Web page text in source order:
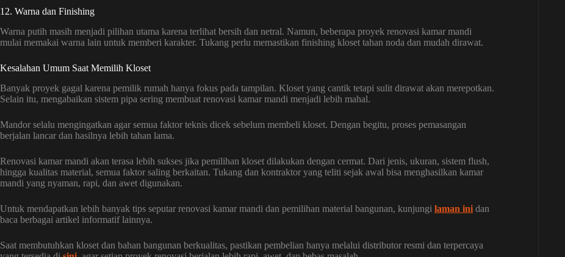
12. Warna dan Finishing
Warna putih masih menjadi pilihan utama karena terlihat bersih dan netral. Namun, beberapa proyek renovasi kamar mandi
mulai memakai warna lain untuk memberi karakter. Tukang perlu memastikan finishing kloset tahan noda dan mudah dirawat.
Kesalahan Umum Saat Memilih Kloset
Banyak proyek gagal karena pemilik rumah hanya fokus pada tampilan. Kloset yang cantik tetapi sulit dirawat akan merepotkan.
Selain itu, mengabaikan sistem pipa sering membuat renovasi kamar mandi menjadi lebih mahal.
Mandor selalu mengingatkan agar semua faktor teknis dicek sebelum membeli kloset. Dengan begitu, proses pemasangan
berjalan lancar dan hasilnya lebih tahan lama.
Renovasi kamar mandi akan terasa lebih sukses jika pemilihan kloset dilakukan dengan cermat. Dari jenis, ukuran, sistem flush,
hingga kualitas material, semua faktor saling berkaitan. Tukang dan kontraktor yang teliti sejak awal bisa menghasilkan kamar
mandi yang nyaman, rapi, dan awet digunakan.
Untuk mendapatkan lebih banyak tips seputar renovasi kamar mandi dan pemilihan material bangunan, kunjungi laman ini dan
baca berbagai artikel informatif lainnya.
Saat membutuhkan kloset dan bahan bangunan berkualitas, pastikan pembelian hanya melalui distributor resmi dan terpercaya